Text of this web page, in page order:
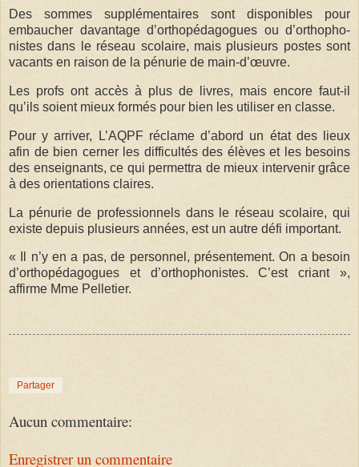
Des sommes sup­plé­men­taires sont dis­po­nibles pour
embau­cher davan­tage d’ortho­pé­da­gogues ou d’ortho­pho­
nistes dans le réseau sco­laire, mais plu­sieurs postes sont
vacants en rai­son de la pénu­rie de main-d’œuvre.
Les profs ont accès à plus de livres, mais encore faut-il
qu’ils soient mieux for­més pour bien les uti­li­ser en classe.
Pour y arri­ver, L’AQPF réclame d’abord un état des lieux
afin de bien cer­ner les dif­fi­cul­tés des élèves et les besoins
des ensei­gnants, ce qui per­met­tra de mieux inter­ve­nir grâce
à des orien­ta­tions claires.
La pénu­rie de pro­fes­sion­nels dans le réseau sco­laire, qui
existe depuis plu­sieurs années, est un autre défi impor­tant.
« Il n’y en a pas, de per­son­nel, pré­sen­te­ment. On a besoin
d’ortho­pé­da­gogues et d’ortho­pho­nistes. C’est criant »,
affirme Mme Pel­le­tier.
Partager
Aucun commentaire:
Enregistrer un commentaire